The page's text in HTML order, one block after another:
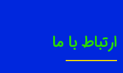
ارتباط با ما